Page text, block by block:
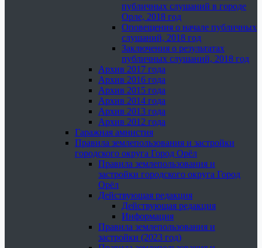
публичных слушаний в городе
Орле, 2018 год
Оповещения о начале публичных
слушаний, 2018 год
Заключения о результатах
публичных слушаний, 2018 год
Архив 2017 года
Архив 2016 года
Архив 2015 года
Архив 2014 года
Архив 2013 года
Архив 2012 года
Гаражная амнистия
Правила землепользования и застройки
городского округа Город Орёл
Правила землепользования и
застройки городского округа Город
Орёл
Действующая редакция
Действующая редакция
Информация
Правила землепользования и
застройки (2023 год)